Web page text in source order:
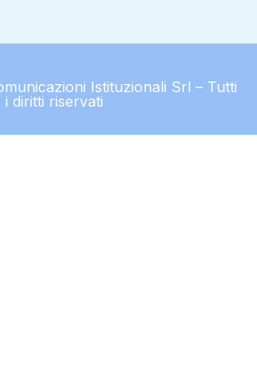
Istituzionali Srl – Tutti
i diritti riservati